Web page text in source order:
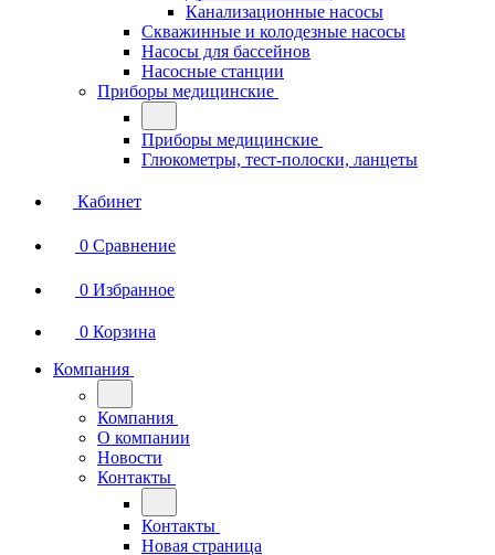
Канализационные насосы
Скважинные и колодезные насосы
Насосы для бассейнов
Насосные станции
Приборы медицинские
Приборы медицинские
Глюкометры, тест-полоски, ланцеты
Кабинет
0 Сравнение
0 Избранное
0 Корзина
Компания
Компания
О компании
Новости
Контакты
Контакты
Новая страница